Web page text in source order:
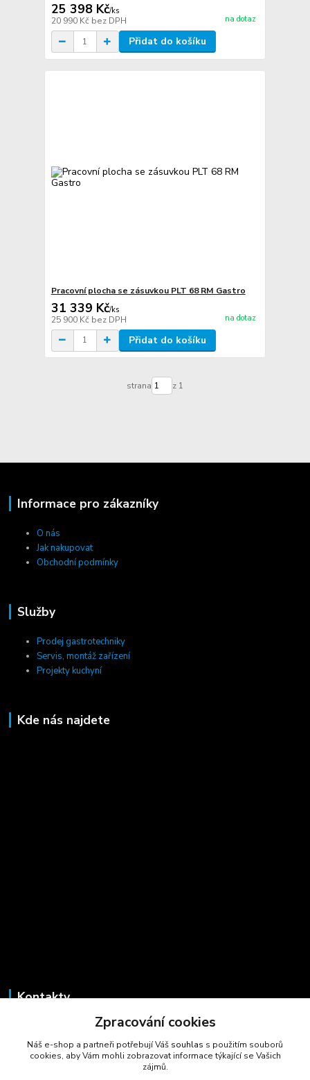
25 398 Kč/ks
20 990 Kč bez DPH na dotaz
Přidat do košíku
Pracovní plocha se zásuvkou PLT 68 RM Gastro
31 339 Kč/ks
25 900 Kč bez DPH na dotaz
Přidat do košíku
strana z 1
Informace pro zákazníky
O nás
Jak nakupovat
Obchodní podmínky
Služby
Prodej gastrotechniky
Servis, montáž zařízení
Projekty kuchyní
Kde nás najdete
Kontakty
+420 723 725 881
(Po-Pá, 8-16 hod.)
Zpracování cookies
Náš e-shop a partneři potřebují Váš souhlas s použitím souborů
cookies, aby Vám mohli zobrazovat informace týkající se Vašich
zájmů.